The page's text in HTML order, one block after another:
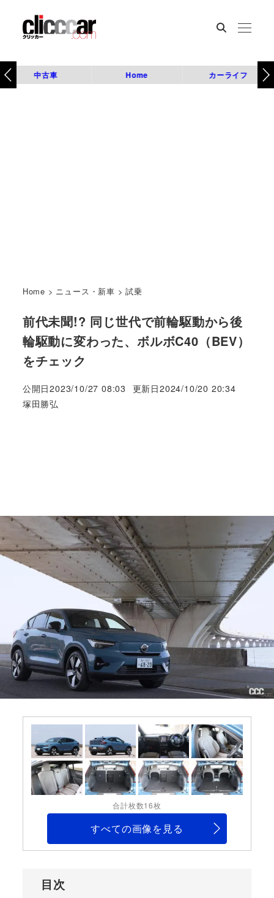
中古車 Home カーライフ
Home > ニュース・新車 >試乗
前代未聞!? 同じ世代で前輪駆動から後
輪駆動に変わった、ボルボC40（BEV）
をチェック
公開日2023/10/27 08:03 更新日2024/10/20 20:34
著
塚田勝弘
合計枚数16枚
すべての画像を見る
目次